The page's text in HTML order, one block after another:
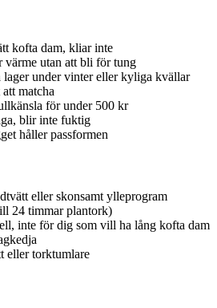
kofta dam, kliar inte
värme utan att bli för tung
lager under vinter eller kyliga kvällar
matcha
för under 500 kr
blir inte fuktig
håller passformen
eller skonsamt ylleprogram
24 timmar plantork)
inte för dig som vill ha lång kofta dam
eller torktumlare